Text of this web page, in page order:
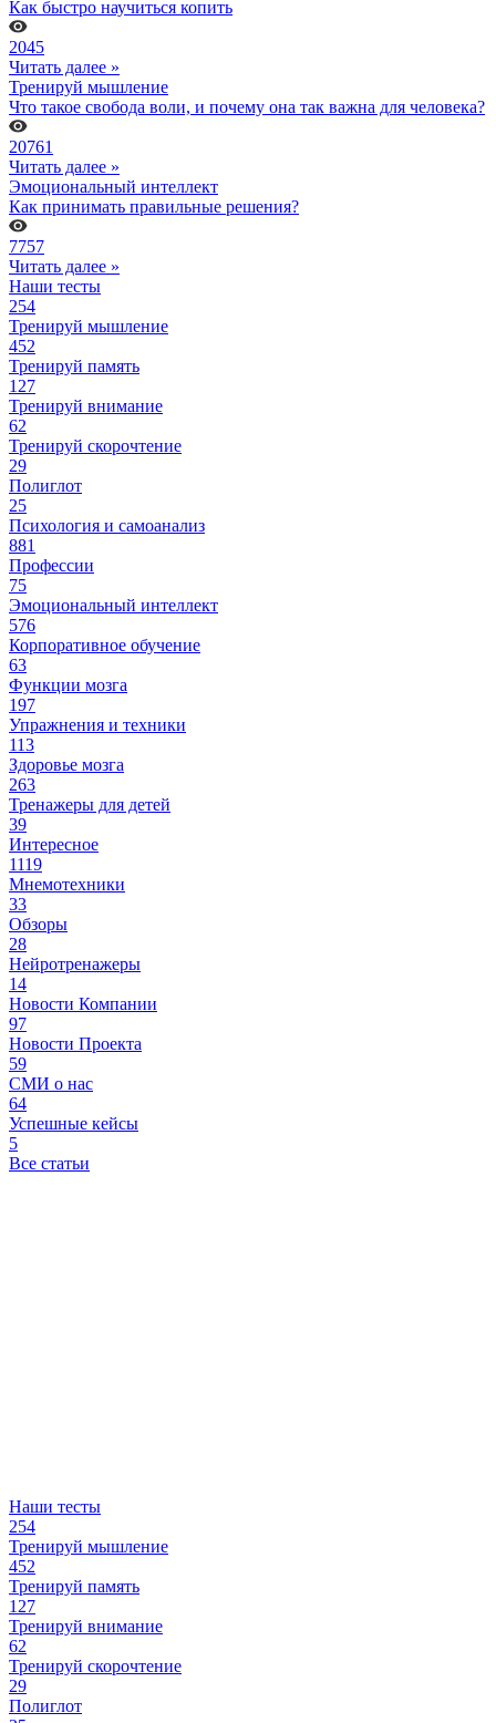
Как быстро научиться копить
2045
Читать далее »
Тренируй мышление
Что такое свобода воли, и почему она так важна для человека?
20761
Читать далее »
Эмоциональный интеллект
Как принимать правильные решения?
7757
Читать далее »
Наши тесты
254
Тренируй мышление
452
Тренируй память
127
Тренируй внимание
62
Тренируй скорочтение
29
Полиглот
25
Психология и самоанализ
881
Профессии
75
Эмоциональный интеллект
576
Корпоративное обучение
63
Функции мозга
197
Упражнения и техники
113
Здоровье мозга
263
Тренажеры для детей
39
Интересное
1119
Мнемотехники
33
Обзоры
28
Нейротренажеры
14
Новости Компании
97
Новости Проекта
59
СМИ о нас
64
Успешные кейсы
5
Все статьи
Наши тесты
254
Тренируй мышление
452
Тренируй память
127
Тренируй внимание
62
Тренируй скорочтение
29
Полиглот